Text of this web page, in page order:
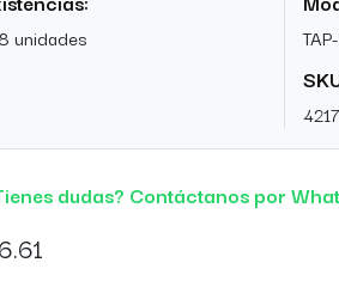
unidades
dudas? Contáctanos por